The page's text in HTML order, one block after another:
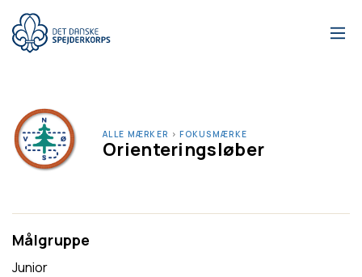
hovedindhold
ALLE MÆRKER ›FOKUSMÆRKE
Orienteringsløber
Målgruppe
Junior